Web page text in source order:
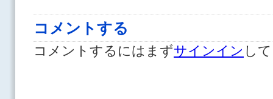
コメントする
コメントするにはまずサインイン し